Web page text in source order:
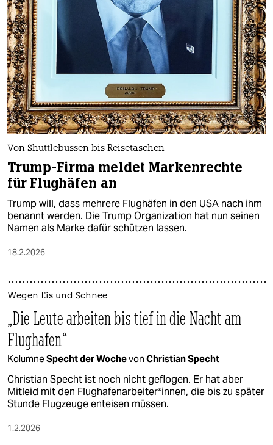
Von Shuttlebussen bis Reisetaschen
Trump-Firma meldet Markenrechte
für Flughäfen an
Trump will, dass mehrere Flughäfen in den USA nach ihm
benannt werden. Die Trump Organization hat nun seinen
Namen als Marke dafür schützen lassen.
18.2.2026
Wegen Eis und Schnee
„Die Leute arbeiten bis tief in die Nacht am
Flughafen“
KolumneSpecht der Wochevon Christian Specht
Christian Specht ist noch nicht geflogen. Er hat aber
Mitleid mit den Flughafenarbeiter*innen, die bis zu später
Stunde Flugzeuge enteisen müssen.
1.2.2026